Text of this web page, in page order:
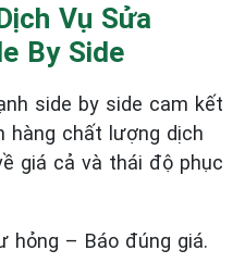
Vụ Sửa
By Side
side by side cam kết
hàng chất lượng dịch
giá cả và thái độ phục
hỏng – Báo đúng giá.